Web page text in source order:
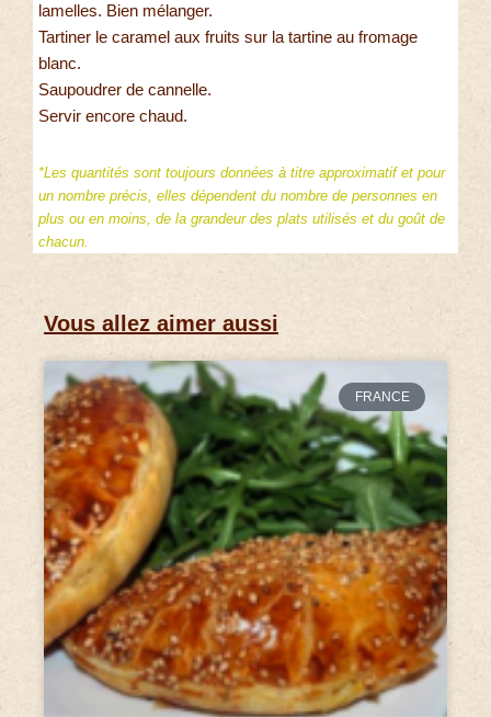
lamelles. Bien mélanger.
Tartiner le caramel aux fruits sur la tartine au fromage
blanc.
Saupoudrer de cannelle.
Servir encore chaud.
*Les quantités sont toujours données à titre approximatif et pour
un nombre précis, elles dépendent du nombre de personnes en
plus ou en moins, de la grandeur des plats utilisés et du goût de
chacun.
Vous allez aimer aussi
FRANCE